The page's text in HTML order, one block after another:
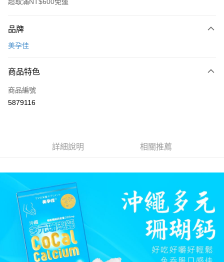
信用卡一次付款
LINE Pay
Apple Pay
AFTEE先享後付
AFTEE先享後付是「在收到商品之後才付款」的支付方式。 讓您購物簡單
便利好安心！
１．簡單：不需註冊會員、不需綁卡、不需儲值。
２．便利：只要手機號碼，簡訊認證，即可結帳。
３．安心：先確認商品／服務後，再付款。
【「AFTEE先享後付」結帳流程】
１．於結帳方式選擇「AFTEE先享後付」後，將跳轉至「AFTEE先享後付」
結帳頁面，進行簡訊認證並確認金額後，即可完成結帳。
２．訂單成立數日內，您將收到繳費通知簡訊。
運送方式
全家取貨付款
每筆NT$70，滿NT$600(含以上)免運費
7-11取貨付款
品牌
美孕佳
商品特色
商品編號
5879116
詳細說明 相關推薦